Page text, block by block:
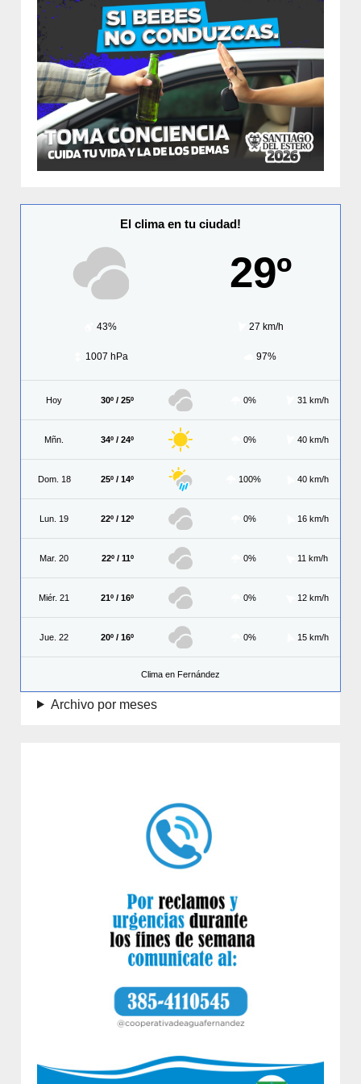
El clima en tu ciudad!
29º
43% 27 km/h
1007 hPa 97%
Hoy 30º / 25º 0% 31 km/h
Mñn. 34º / 24º 0% 40 km/h
Dom. 18 25º / 14º 100% 40 km/h
Lun. 19 22º / 12º 0% 16 km/h
Mar. 20 22º / 11º 0% 11 km/h
Miér. 21 21º / 16º 0% 12 km/h
Jue. 22 20º / 16º 0% 15 km/h
Clima en Fernández
Archivo por meses